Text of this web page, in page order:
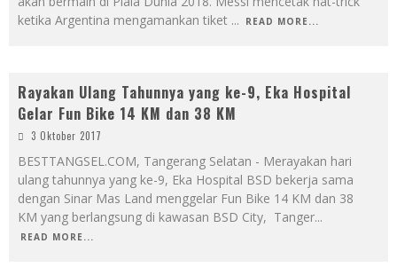
ketika Argentina mengamankan tiket ... READ MORE...
Rayakan Ulang Tahunnya yang ke-9, Eka Hospital
Gelar Fun Bike 14 KM dan 38 KM
3 Oktober 2017
BESTTANGSEL.COM, Tangerang Selatan - Merayakan hari
ulang tahunnya yang ke-9, Eka Hospital BSD bekerja sama
dengan Sinar Mas Land menggelar Fun Bike 14 KM dan 38
KM yang berlangsung di kawasan BSD City, Tanger...
READ MORE...